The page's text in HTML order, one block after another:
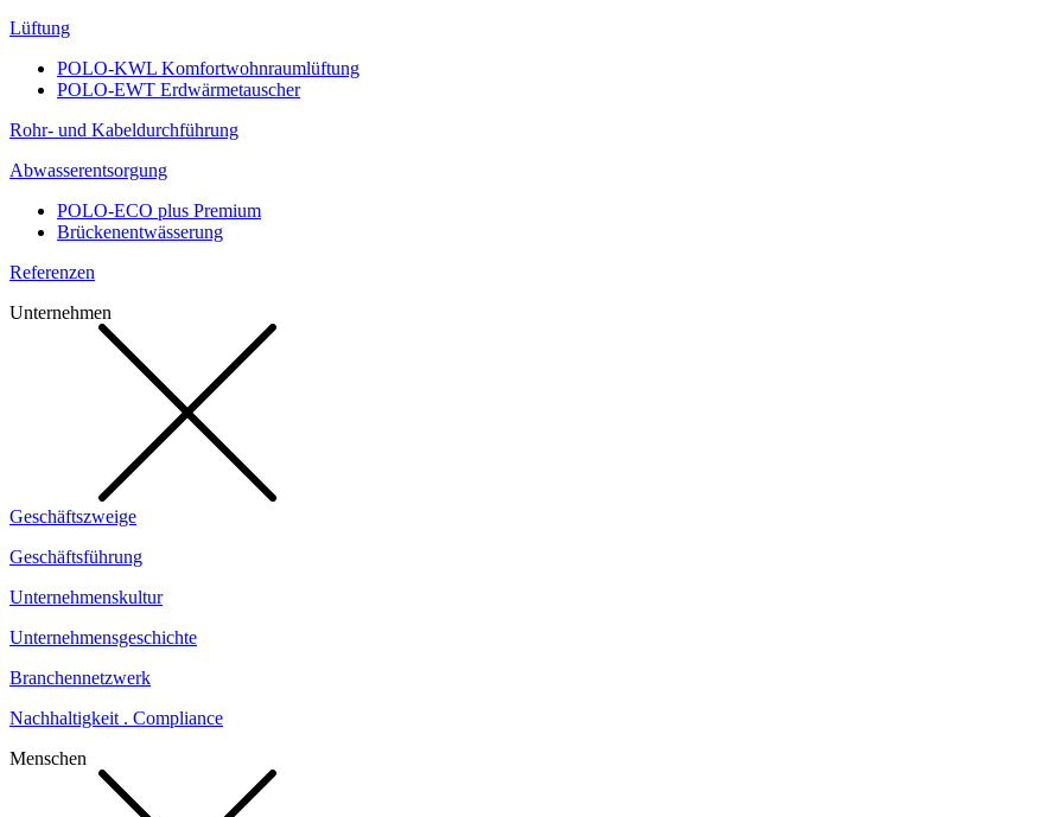
Lüftung
POLO-KWL Komfortwohnraumlüftung
POLO-EWT Erdwärmetauscher
Rohr- und Kabeldurchführung
Abwasserentsorgung
POLO-ECO plus Premium
Brückenentwässerung
Referenzen
Unternehmen
Geschäftszweige
Geschäftsführung
Unternehmenskultur
Unternehmensgeschichte
Branchennetzwerk
Nachhaltigkeit . Compliance
Menschen